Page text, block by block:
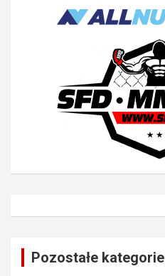
Pozostałe kategorie